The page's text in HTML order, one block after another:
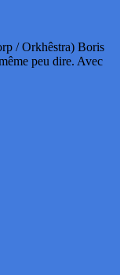
/ Orkhêstra) Boris
peu dire. Avec